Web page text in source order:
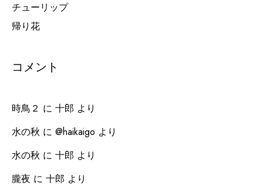
チューリップ
帰り花
コメント
時鳥２ に 十郎 より
水の秋 に @haikaigo より
水の秋 に 十郎 より
朧夜 に 十郎 より